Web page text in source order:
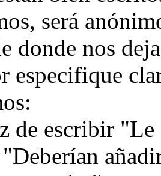
será
donde nos
especifique
de escribir